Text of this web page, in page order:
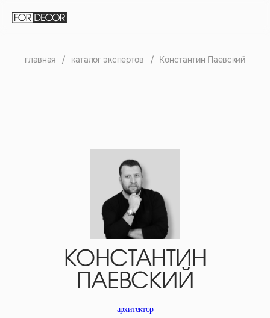
главная / каталог экспертов / Константин Паевский
КОНСТАНТИН
ПАЕВСКИЙ
архитектор